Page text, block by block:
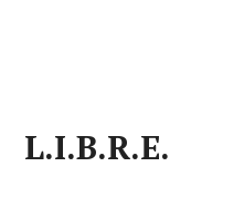
L.I.B.R.E.